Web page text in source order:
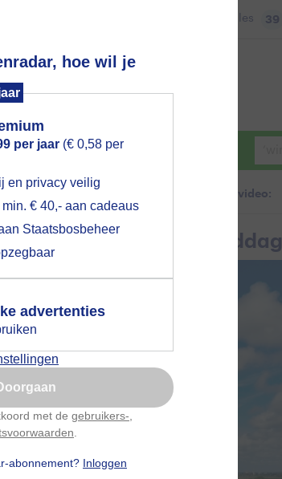
hoe wil je
per jaar (€ 0,58 per
en privacy veilig
€ 40,- aan cadeaus
Staatsbosbeheer
advertenties
met de gebruikers-
abonnement? Inloggen
Files 39
Weerzine
Zoeken in foto & video:
Heemskerk vanmiddag
gebruiken voor
weer?
geen akkoord op hebt
er zo een pop-up uit
deze toestemming
wordt.
toon de popup
misschien later
je niet elke dag deze pop-up
dit aan te passen